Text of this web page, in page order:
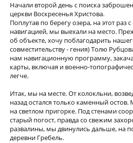
Начали второй день с поиска
церкви Воскресенья Христова.
Поплутав по берегу озера, на этот раз
навигацией, мы выехали на место.
об объекте, хочу поблагодарить
совместительству - гения) Толю
нам навигационную программу,
карты, включая и военно-
легче.
Итак, мы на месте. От колокльни,
назад остался только каменный
на светлом пригорке. Под стенами
старый погост, правда со свежим
развалины, мы двинулись дальше, на
деревни Гребель.